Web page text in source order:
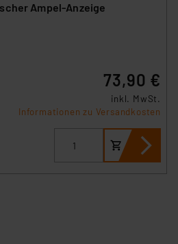
Ampel-Anzeige
73,90 €
inkl. MwSt.
Informationen zu Versandkosten